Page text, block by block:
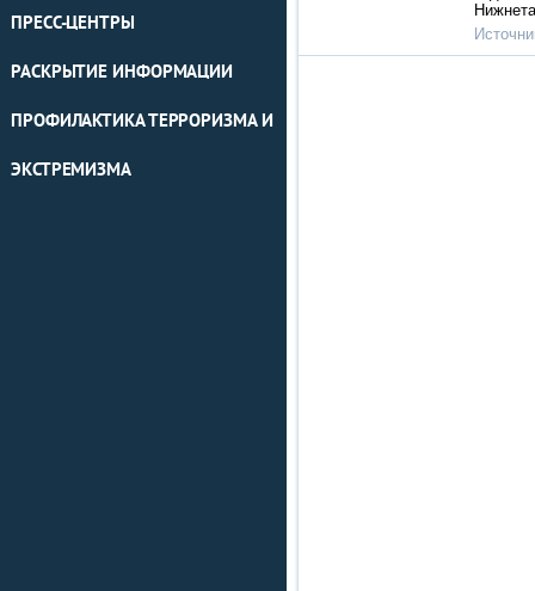
ПРЕСС-ЦЕНТРЫ
РАСКРЫТИЕ ИНФОРМАЦИИ
ПРОФИЛАКТИКА ТЕРРОРИЗМА И
ЭКСТРЕМИЗМА